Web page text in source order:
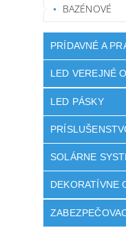
BAZÉNOVÉ
PRÍDAVNÉ A
LED VEREJNÉ
LED PÁSKY
SOLÁRNE
DEKORATÍVNE